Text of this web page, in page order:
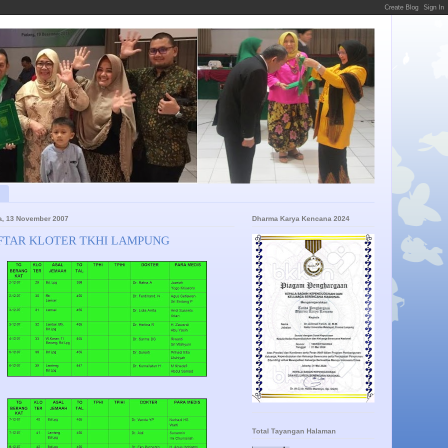
13 November 2007
KLOTER TKHI LAMPUNG
Dharma Karya Kencana 2024
Total Tayangan Halaman